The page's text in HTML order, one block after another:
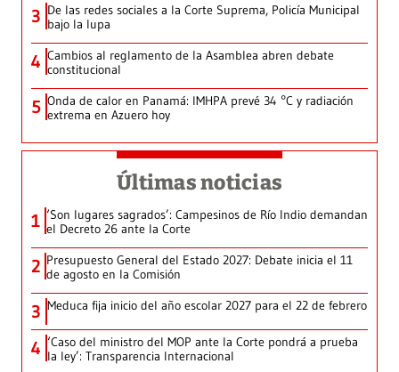
3 De las redes sociales a la Corte Suprema, Policía Municipal
bajo la lupa
4 Cambios al reglamento de la Asamblea abren debate
constitucional
5 Onda de calor en Panamá: IMHPA prevé 34 °C y radiación
extrema en Azuero hoy
Últimas noticias
1 ‘Son lugares sagrados’: Campesinos de Río Indio demandan
el Decreto 26 ante la Corte
2 Presupuesto General del Estado 2027: Debate inicia el 11
de agosto en la Comisión
3 Meduca fija inicio del año escolar 2027 para el 22 de febrero
4 ‘Caso del ministro del MOP ante la Corte pondrá a prueba
la ley’: Transparencia Internacional